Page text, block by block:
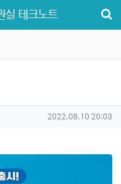
실 테크노트
작성일
2022.08.10 20:03